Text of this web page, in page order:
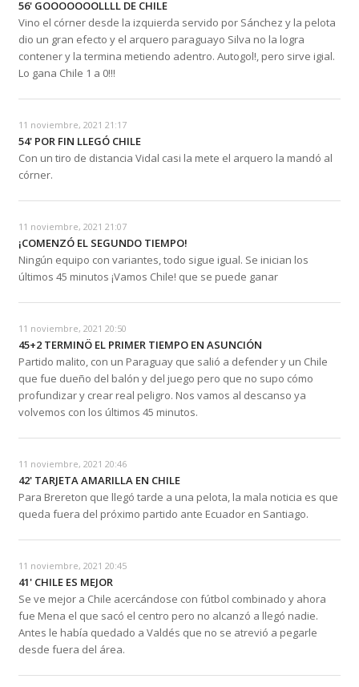
56' GOOOOOOOLLLL DE CHILE
Vino el córner desde la izquierda servido por Sánchez y la pelota
dio un gran efecto y el arquero paraguayo Silva no la logra
contener y la termina metiendo adentro. Autogol!, pero sirve igial.
Lo gana Chile 1 a 0!!!
11 noviembre, 2021 21:17
54' POR FIN LLEGÓ CHILE
Con un tiro de distancia Vidal casi la mete el arquero la mandó al
córner.
11 noviembre, 2021 21:07
¡COMENZÓ EL SEGUNDO TIEMPO!
Ningún equipo con variantes, todo sigue igual. Se inician los
últimos 45 minutos ¡Vamos Chile! que se puede ganar
11 noviembre, 2021 20:50
45+2 TERMINÖ EL PRIMER TIEMPO EN ASUNCIÓN
Partido malito, con un Paraguay que salió a defender y un Chile
que fue dueño del balón y del juego pero que no supo cómo
profundizar y crear real peligro. Nos vamos al descanso ya
volvemos con los últimos 45 minutos.
11 noviembre, 2021 20:46
42' TARJETA AMARILLA EN CHILE
Para Brereton que llegó tarde a una pelota, la mala noticia es que
queda fuera del próximo partido ante Ecuador en Santiago.
11 noviembre, 2021 20:45
41' CHILE ES MEJOR
Se ve mejor a Chile acercándose con fútbol combinado y ahora
fue Mena el que sacó el centro pero no alcanzó a llegó nadie.
Antes le había quedado a Valdés que no se atrevió a pegarle
desde fuera del área.